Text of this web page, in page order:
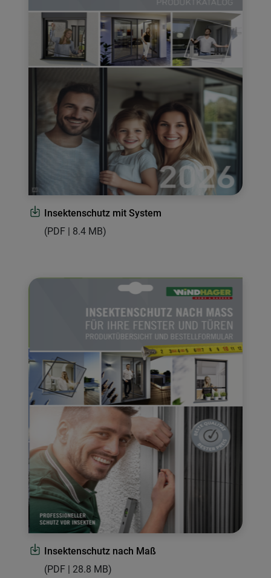
Insektenschutz mit System
(PDF | 8.4 MB)
Insektenschutz nach Maß
(PDF | 28.8 MB)